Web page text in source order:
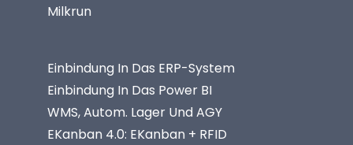
Milkrun
Einbindung In Das ERP-System
Einbindung In Das Power BI
WMS, Autom. Lager Und AGY
EKanban 4.0: EKanban + RFID